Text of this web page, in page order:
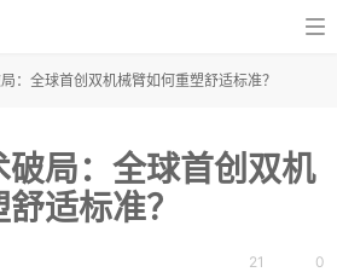
：全球首创双机械臂如何重塑舒适标准？
局：全球首创双机
适标准？
21 0